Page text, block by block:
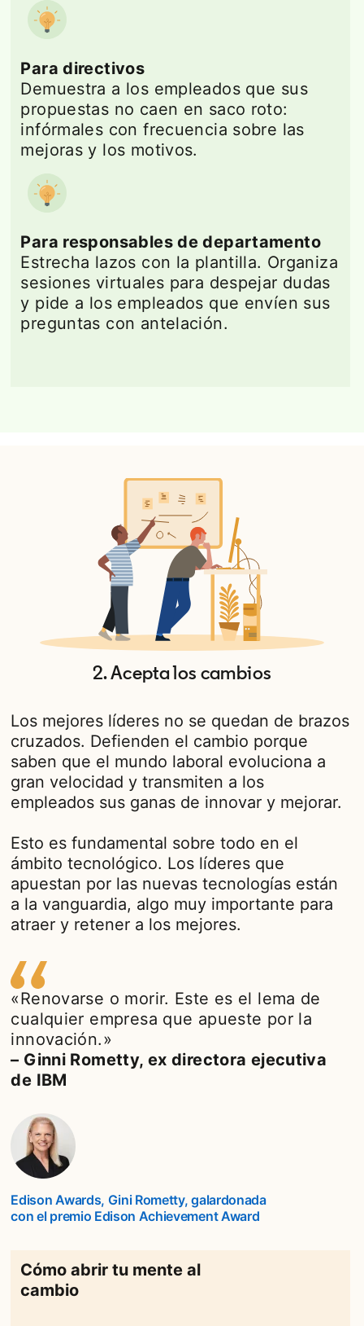
Para directivos
Demuestra a los empleados que sus
propuestas no caen en saco roto:
infórmales con frecuencia sobre las
mejoras y los motivos.
Para responsables de departamento
Estrecha lazos con la plantilla. Organiza
sesiones virtuales para despejar dudas
y pide a los empleados que envíen sus
preguntas con antelación.
2. Acepta los cambios
Los mejores líderes no se quedan de brazos
cruzados. Defienden el cambio porque
saben que el mundo laboral evoluciona a
gran velocidad y transmiten a los
empleados sus ganas de innovar y mejorar.
Esto es fundamental sobre todo en el
ámbito tecnológico. Los líderes que
apuestan por las nuevas tecnologías están
a la vanguardia, algo muy importante para
atraer y retener a los mejores.
«Renovarse o morir. Este es el lema de
cualquier empresa que apueste por la
innovación.»
– Ginni Rometty, ex directora ejecutiva
de IBM
Edison Awards, Gini Rometty, galardonada
con el premio Edison Achievement Award
Cómo abrir tu mente al
cambio